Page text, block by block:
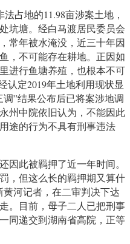
占地的11.98亩涉案土地，
坑塘。经白马渡居民委员会
常年被水淹没，近三十年因
，不可能存在耕地。正因如
进行鱼塘养殖，也根本不可
认定2019年土地利用现状显
”结果公布后已将案涉地调
州中院依旧认为，不能因此
途的行为不具有刑事违法
因此被羁押了近一年时间。
，但这么长的羁押期又算什
河记者，在二审判决下达
。目前，母子二人已把刑事
同递交到湖南省高院，正等